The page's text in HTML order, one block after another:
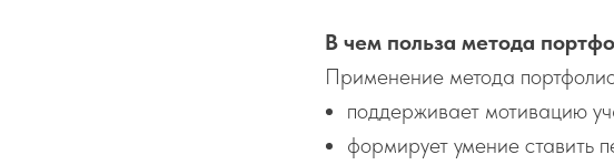
В чем польза метода
Применение метода
поддерживает мотивацию
формирует умение ставить